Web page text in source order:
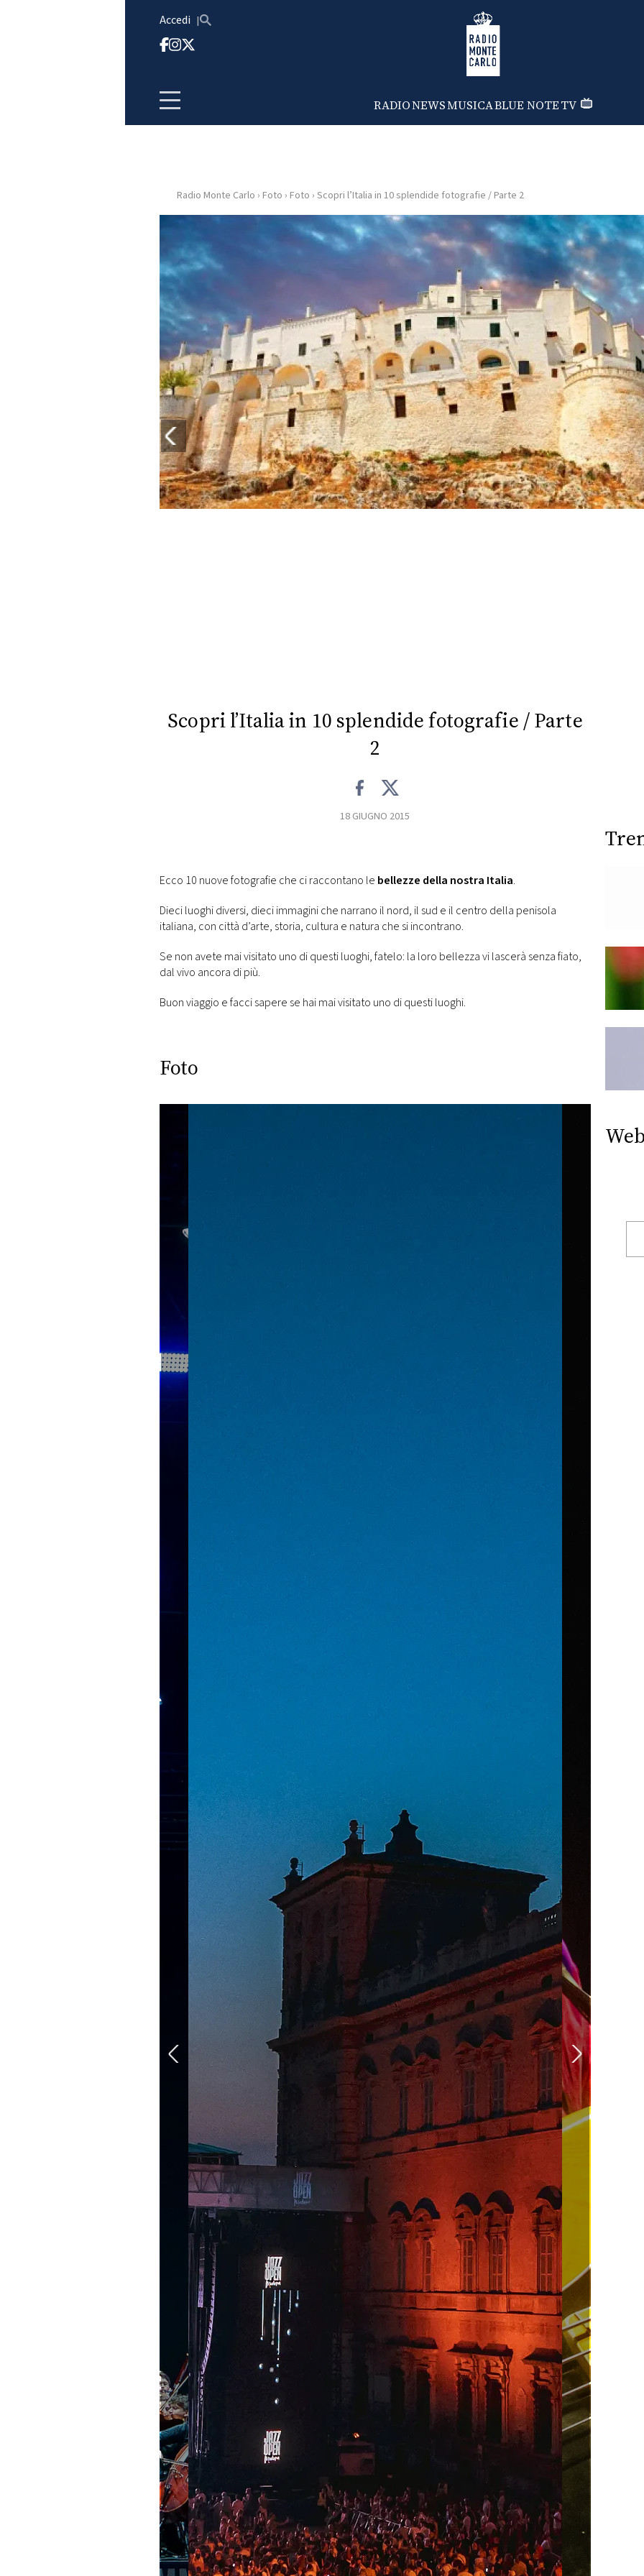
Accedi Radio Monte Carlo
RADIONEWSMUSICABLUE NOTETV
HOME
RADIO
WEB
RADIO
PLAYLIST
NEWS
FOTO
CONCORSI
EVENTI
RMC
CONSIGLIA
Radio Monte Carlo › Foto › Foto › Scopri l’Italia in 10 splendide fotografie / Parte 2
Scopri l’Italia in 10 splendide fotografie / Parte
2
18 GIUGNO 2015
Ecco 10 nuove fotografie che ci raccontano le bellezze della nostra Italia.
Dieci luoghi diversi, dieci immagini che narrano il nord, il sud e il centro della penisola
italiana, con città d’arte, storia, cultura e natura che si incontrano.
Se non avete mai visitato uno di questi luoghi, fatelo: la loro bellezza vi lascerà senza fiato,
dal vivo ancora di più.
Buon viaggio e facci sapere se hai mai visitato uno di questi luoghi.
Foto